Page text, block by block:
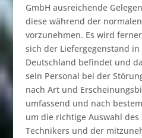
GmbH ausreichende
diese während der
vorzunehmen. Es wird
sich der Liefergegenstand
Deutschland befindet und
sein Personal bei der
nach Art und
umfassend und nach
um die richtige Auswahl
Technikers und der